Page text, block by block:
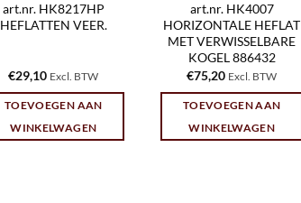
art.nr. HK8217HP
HEFLATTEN VEER.
€29,10 Excl. BTW
TOEVOEGEN AAN
WINKELWAGEN
art.nr. HK4007
HORIZONTALE HEFLAT
MET VERWISSELBARE
KOGEL 886432
€75,20 Excl. BTW
TOEVOEGEN AAN
WINKELWAGEN